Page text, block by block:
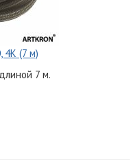
4K (7 м)
7 м.